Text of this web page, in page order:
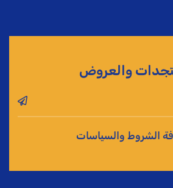
والعروض
الشروط والسياسات